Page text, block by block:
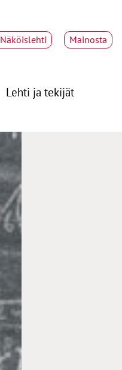
Näköislehti Mainosta
Lehti ja tekijät